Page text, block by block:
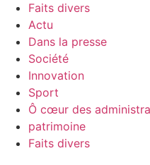
Faits divers
Actu
Dans la presse
Société
Innovation
Sport
Ô cœur des
patrimoine
Faits divers